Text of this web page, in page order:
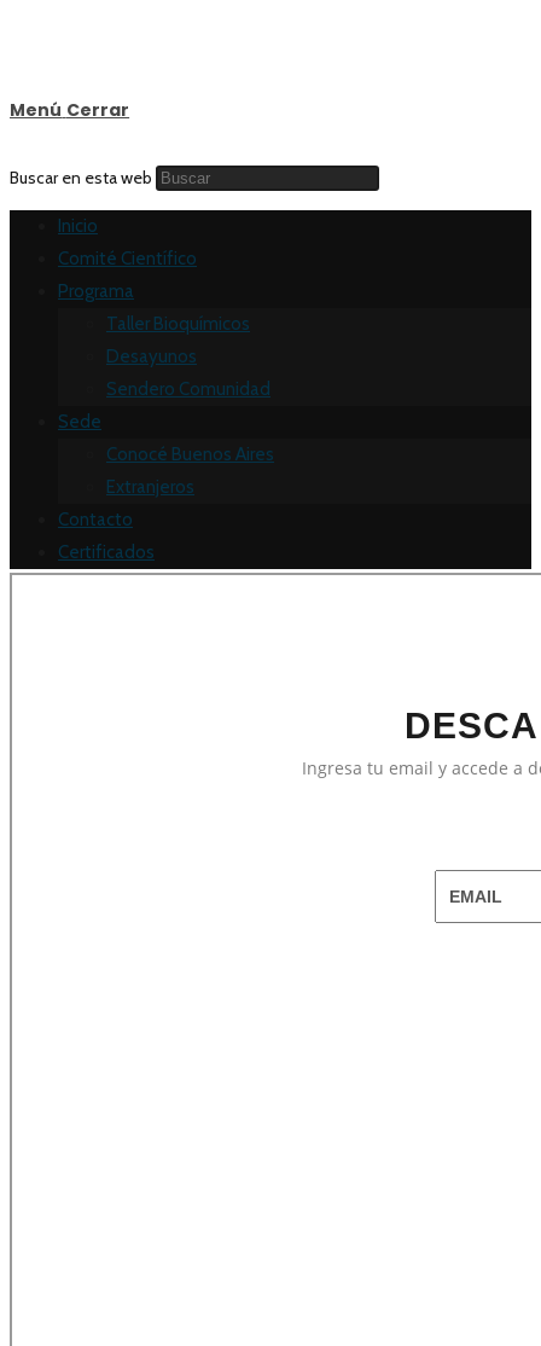
Menú Cerrar
Buscar en esta web
Inicio
Comité Científico
Programa
Taller Bioquímicos
Desayunos
Sendero Comunidad
Sede
Conocé Buenos Aires
Extranjeros
Contacto
Certificados